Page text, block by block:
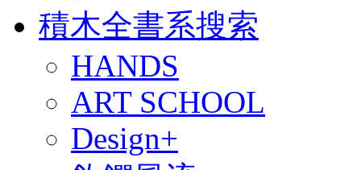
積木全書系搜索
HANDS
ART SCHOOL
Design+